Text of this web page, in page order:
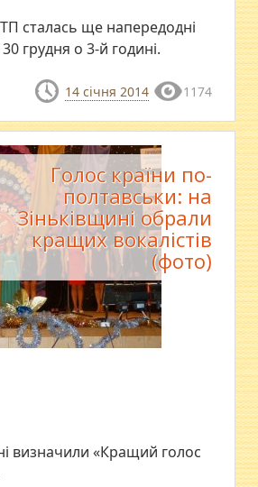
сталась ще напередодні
грудня о 3-й годині.
14 січня 2014 1174
Голос країни по-
полтавськи: на
Зіньківщині обрали
кращих вокалістів
(фото)
визначили «Кращий голос